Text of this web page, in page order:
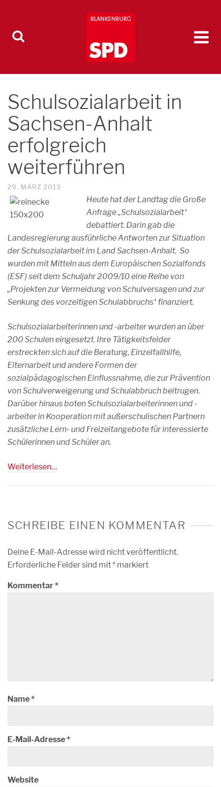
Schulsozialarbeit in
Sachsen-Anhalt
erfolgreich
weiterführen
29. MÄRZ 2013
Heute hat der Landtag die Große
Anfrage „Schulsozialarbeit“
debattiert. Darin gab die
Landesregierung ausführliche Antworten zur Situation
der Schulsozialarbeit im Land Sachsen-Anhalt. So
wurden mit Mitteln aus dem Europäischen Sozialfonds
(ESF) seit dem Schuljahr 2009/10 eine Reihe von
„Projekten zur Vermeidung von Schulversagen und zur
Senkung des vorzeitigen Schulabbruchs“ finanziert.
Schulsozialarbeiterinnen und -arbeiter wurden an über
200 Schulen eingesetzt. Ihre Tätigkeitsfelder
erstreckten sich auf die Beratung, Einzelfallhilfe,
Elternarbeit und andere Formen der
sozialpädagogischen Einflussnahme, die zur Prävention
von Schulverweigerung und Schulabbruch beitrugen.
Darüber hinaus boten Schulsozialarbeiterinnen und -
arbeiter in Kooperation mit außerschulischen Partnern
zusätzliche Lern- und Freizeitangebote für interessierte
Schülerinnen und Schüler an.
Weiterlesen…
SCHREIBE EINEN KOMMENTAR
Deine E-Mail-Adresse wird nicht veröffentlicht.
Erforderliche Felder sind mit* markiert
Kommentar*
Name*
E-Mail-Adresse*
Website